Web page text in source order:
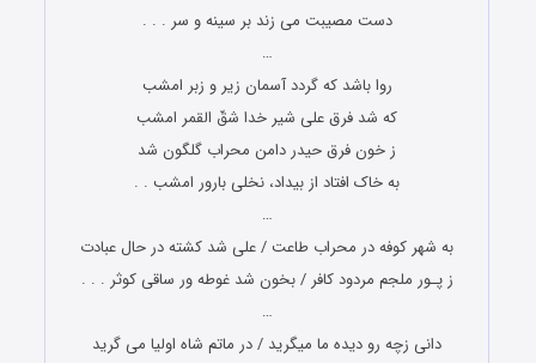
دست مصیبت مى زند بر سینه و سر . . .
…
روا باشد که گردد آسمان زیر و زبر امشب
که شد فرق على شیر خدا شقّ القمر امشب
ز خون فرق حیدر دامن محراب گلگون شد
به خاک افتاد از بیداد، نخلى بارور امشب . .
…
به شهر کوفه در محراب طاعت / علی شد کشته در حال عبادت
ز پـور ملجم مردود کافر / بخون شد غوطه ور ساقی کوثر . . .
…
دانی زچه رو دیده ما میگرید / در ماتم شاه اولیا می گرید